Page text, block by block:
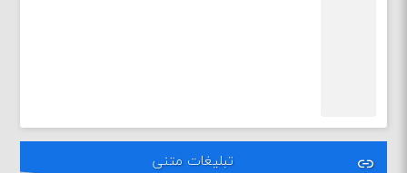
تبلیغات متنی